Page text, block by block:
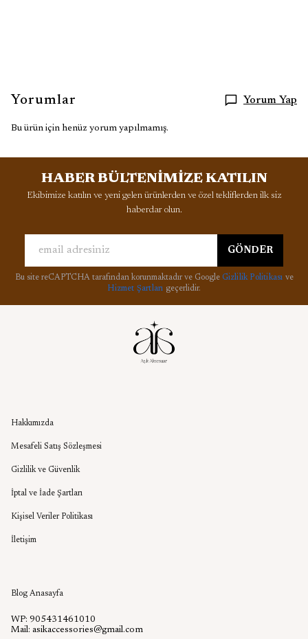
Yorumlar Yorum Yap
Bu ürün için henüz yorum yapılmamış.
HABER BÜLTENİMİZE KATILIN
Ekibimize katılın ve yeni gelen ürünlerden ve özel tekliflerden ilk siz
haberdar olun.
GÖNDER
Bu site reCAPTCHA tarafından korunmaktadır ve Google Gizlilik Politikası ve
Hizmet Şartları geçerlidir.
Hakkımızda
Mesafeli Satış Sözleşmesi
Gizlilik ve Güvenlik
İptal ve İade Şartları
Kişisel Veriler Politikası
İletişim
Blog Anasayfa
WP: 905431461010
Mail: asikaccessories@gmail.com